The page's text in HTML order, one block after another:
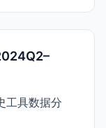
工具数据分